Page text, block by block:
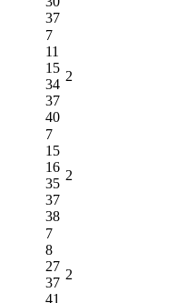
37
7
11
15
34
37
40
2
7
15
16
35
37
38
2
7
8
27
37
41
2